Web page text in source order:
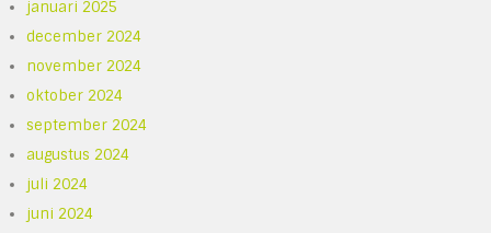
januari 2025
december 2024
november 2024
oktober 2024
september 2024
augustus 2024
juli 2024
juni 2024